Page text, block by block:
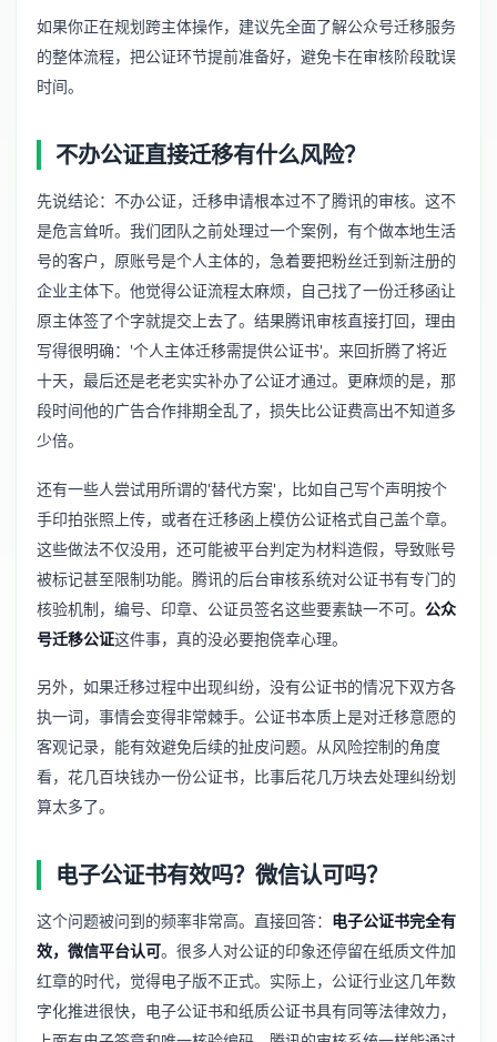
如果你正在规划跨主体操作，建议先全面了解公众号迁移服务
的整体流程，把公证环节提前准备好，避免卡在审核阶段耽误
时间。
不办公证直接迁移有什么风险？
先说结论：不办公证，迁移申请根本过不了腾讯的审核。这不
是危言耸听。我们团队之前处理过一个案例，有个做本地生活
号的客户，原账号是个人主体的，急着要把粉丝迁到新注册的
企业主体下。他觉得公证流程太麻烦，自己找了一份迁移函让
原主体签了个字就提交上去了。结果腾讯审核直接打回，理由
写得很明确：'个人主体迁移需提供公证书'。来回折腾了将近
十天，最后还是老老实实补办了公证才通过。更麻烦的是，那
段时间他的广告合作排期全乱了，损失比公证费高出不知道多
少倍。
还有一些人尝试用所谓的'替代方案'，比如自己写个声明按个
手印拍张照上传，或者在迁移函上模仿公证格式自己盖个章。
这些做法不仅没用，还可能被平台判定为材料造假，导致账号
被标记甚至限制功能。腾讯的后台审核系统对公证书有专门的
核验机制，编号、印章、公证员签名这些要素缺一不可。 公众
号迁移公证这件事，真的没必要抱侥幸心理。
另外，如果迁移过程中出现纠纷，没有公证书的情况下双方各
执一词，事情会变得非常棘手。公证书本质上是对迁移意愿的
客观记录，能有效避免后续的扯皮问题。从风险控制的角度
看，花几百块钱办一份公证书，比事后花几万块去处理纠纷划
算太多了。
电子公证书有效吗？微信认可吗？
这个问题被问到的频率非常高。直接回答： 电子公证书完全有
效，微信平台认可。很多人对公证的印象还停留在纸质文件加
红章的时代，觉得电子版不正式。实际上，公证行业这几年数
字化推进很快，电子公证书和纸质公证书具有同等法律效力，